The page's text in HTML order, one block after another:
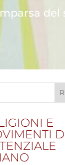
del
E